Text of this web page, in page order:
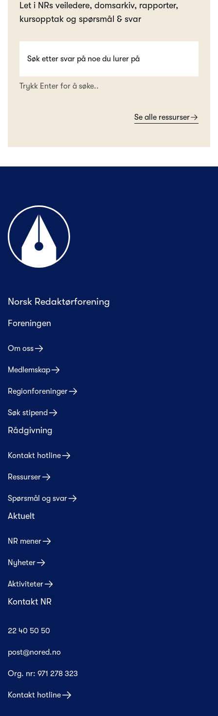
Let i NRs veiledere, domsarkiv, rapporter,
kursopptak og spørsmål & svar
Trykk Enter for å søke..
Se alle ressurser
Til forsiden
Norsk Redaktørforening
Foreningen
Om oss
Medlemskap
Regionforeninger
Søk stipend
Rådgivning
Kontakt hotline
Ressurser
Spørsmål og svar
Aktuelt
NR mener
Nyheter
Aktiviteter
Kontakt NR
22 40 50 50
post@nored.no
Org. nr: 971 278 323
Kontakt hotline